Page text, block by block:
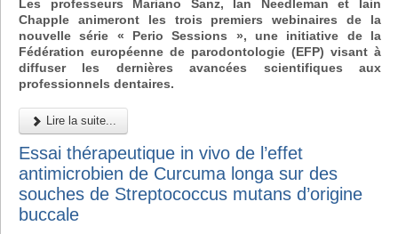
Les professeurs Mariano Sanz, Ian Needleman et Iain
Chapple animeront les trois premiers webinaires de la
nouvelle série « Perio Sessions », une initiative de la
Fédération européenne de parodontologie (EFP) visant à
diffuser les dernières avancées scientifiques aux
professionnels dentaires.
Lire la suite...
Essai thérapeutique in vivo de l’effet
antimicrobien de Curcuma longa sur des
souches de Streptococcus mutans d’origine
buccale